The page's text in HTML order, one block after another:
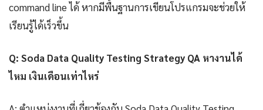
command line ได้ หากมีพื้นฐานการเขียนโปรแกรมจะช่วยให้
เรียนรู้ได้เร็วขึ้น
Q: Soda Data Quality Testing Strategy QA หางานได้
ไหม เงินเดือนเท่าไหร่